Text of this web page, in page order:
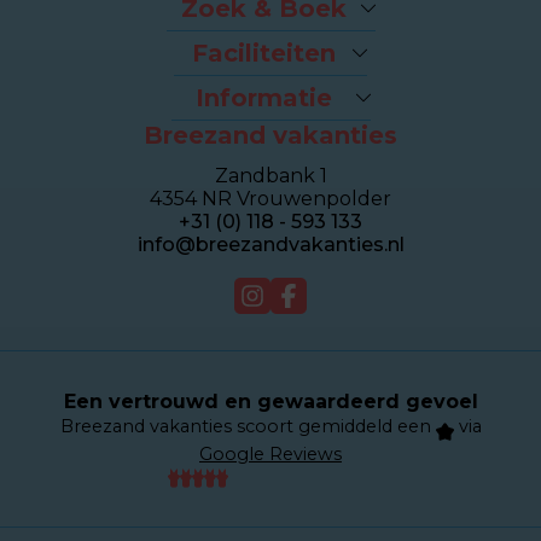
Zoek & Boek
Arrangementen
Last-minutes
Vakantiehuizen
Appartementen
Sealofts
Groepshuizen
Duinhotel
Faciliteiten
Het strand
Fietsverhuur
Brasserie Dune
Breezand Gym
Massage en Beauty
Tennisbaan
Informatie
Contact & Route
Eigenaren login
Over Breezand
Giftcard
Vacatures
Webcam
Breezand vakanties
Zandbank 1
4354 NR Vrouwenpolder
+31 (0) 118 - 593 133
info@breezandvakanties.nl
Een vertrouwd en gewaardeerd gevoel
Breezand vakanties scoort gemiddeld een
via
Google Reviews